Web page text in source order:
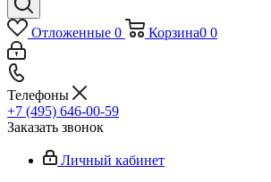
Отложенные 0 Корзина0 0
Телефоны
+7 (495) 646-00-59
Заказать звонок
Личный кабинет